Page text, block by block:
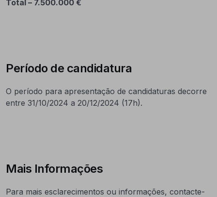
Total – 7.500.000 €
Período de candidatura
O período para apresentação de candidaturas decorre
entre 31/10/2024 a 20/12/2024 (17h).
Mais Informações
Para mais esclarecimentos ou informações, contacte-